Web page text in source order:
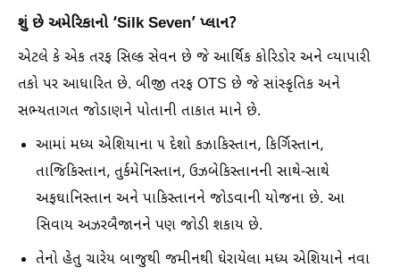
શું છે અમેરિકાનો ‘Silk Seven’ પ્લાન?
એટલે કે એક તરફ સિલ્ક સેવન છે જે આર્થિક કોરિડોર અને વ્યાપારી
તકો પર આધારિત છે. બીજી તરફ OTS છે જે સાંસ્કૃતિક અને
સભ્યતાગત જોડાણને પોતાની તાકાત માને છે.
આમાં મધ્ય એશિયાના ૫ દેશો કઝાકિસ્તાન, કિર્ગિસ્તાન,
તાજિકિસ્તાન, તુર્કમેનિસ્તાન, ઉઝબેકિસ્તાનની સાથે-સાથે
અફઘાનિસ્તાન અને પાકિસ્તાનને જોડવાની યોજના છે. આ
સિવાય અઝરબૈજાનને પણ જોડી શકાય છે.
તેનો હેતુ ચારેય બાજુથી જમીનથી ઘેરાયેલા મધ્ય એશિયાને નવા